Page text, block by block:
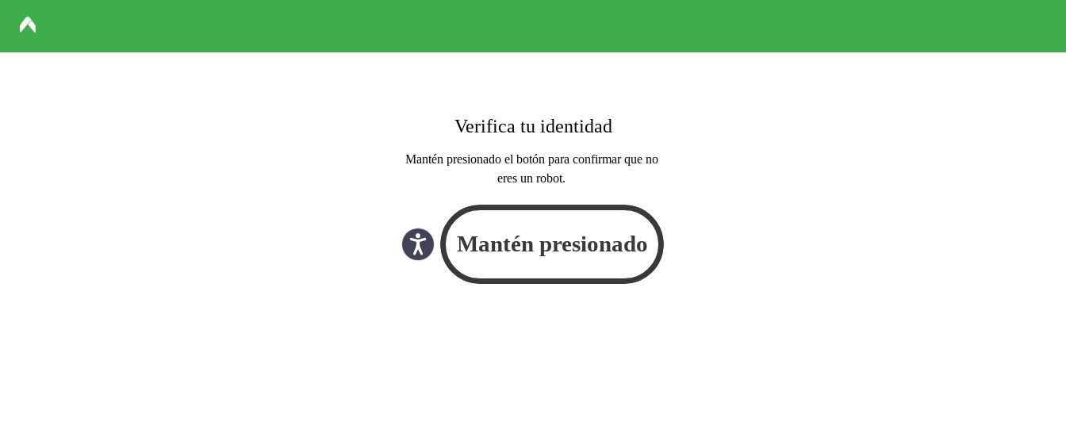
Verifica tu identidad
Mantén presionado el botón para confirmar que no
eres un robot.